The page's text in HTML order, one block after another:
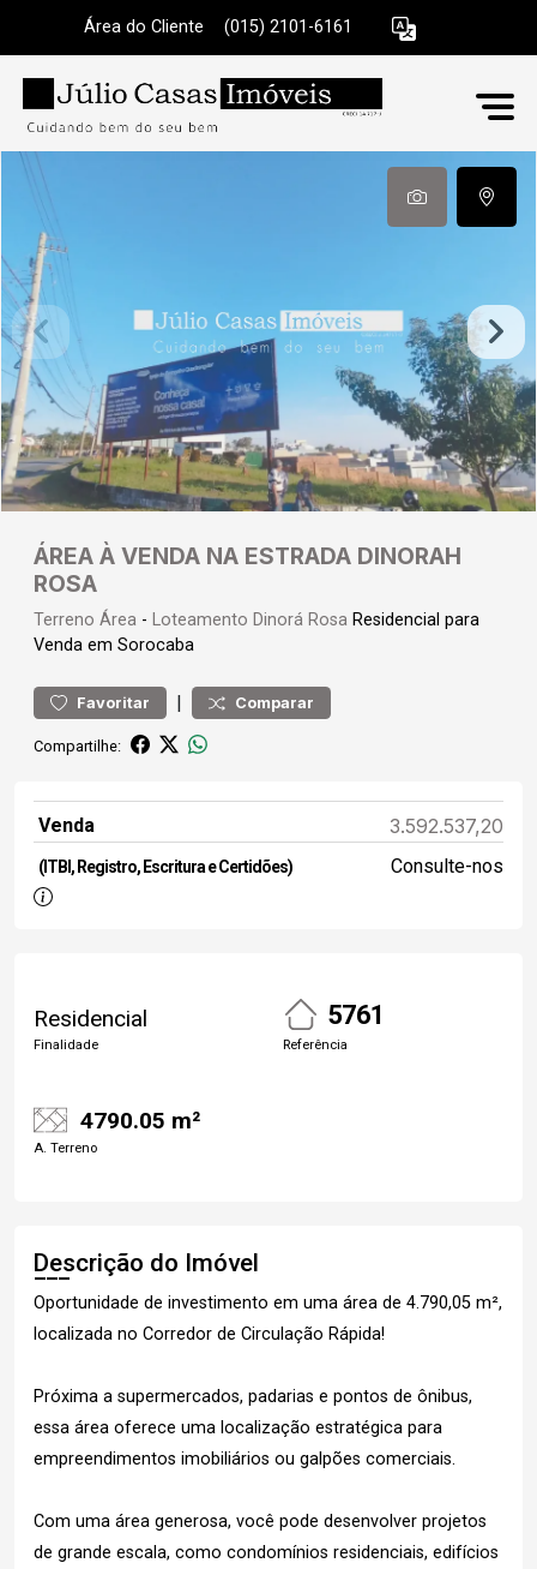
Área do Cliente (015) 2101-6161
ÁREA À VENDA NA ESTRADA DINORAH
ROSA
Terreno Área - Loteamento Dinorá Rosa Residencial para
Venda em Sorocaba
Favoritar | Comparar
Compartilhe:
Venda 3.592.537,20
(ITBI, Registro, Escritura e Certidões) Consulte-nos
Residencial
Finalidade
5761
Referência
4790.05 m²
A. Terreno
Descrição do Imóvel
Oportunidade de investimento em uma área de 4.790,05 m²,
localizada no Corredor de Circulação Rápida!
Próxima a supermercados, padarias e pontos de ônibus,
essa área oferece uma localização estratégica para
empreendimentos imobiliários ou galpões comerciais.
Com uma área generosa, você pode desenvolver projetos
de grande escala, como condomínios residenciais, edifícios